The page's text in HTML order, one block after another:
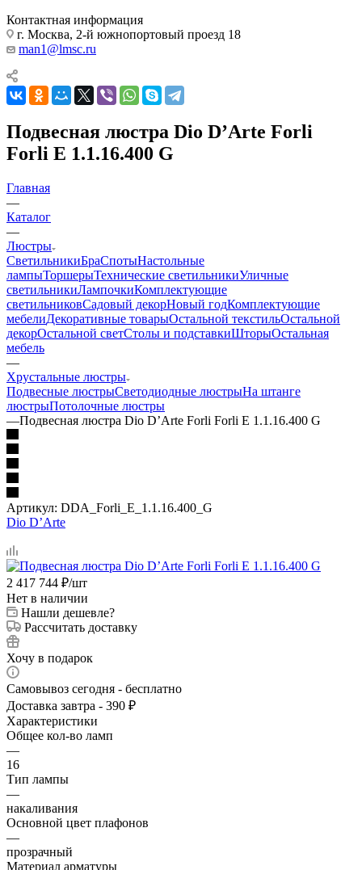
Контактная информация
г. Москва, 2-й южнопортовый проезд 18
man1@lmsc.ru
Подвесная люстра Dio D’Arte Forli
Forli E 1.1.16.400 G
Главная
—
Каталог
—
Люстры
СветильникиБраСпотыНастольные
лампыТоршерыТехнические светильникиУличные
светильникиЛампочкиКомплектующие
светильниковСадовый декорНовый годКомплектующие
мебелиДекоративные товарыОстальной текстильОстальной
декорОстальной светСтолы и подставкиШторыОстальная
мебель
—
Хрустальные люстры
Подвесные люстрыСветодиодные люстрыНа штанге
люстрыПотолочные люстры
—Подвесная люстра Dio D’Arte Forli Forli E 1.1.16.400 G
Артикул: DDA_Forli_E_1.1.16.400_G
Dio D’Arte
2 417 744 ₽/шт
Нет в наличии
Нашли дешевле?
Рассчитать доставку
Хочу в подарок
Самовывоз сегодня - бесплатно
Доставка завтра - 390 ₽
Характеристики
Общее кол-во ламп
—
16
Тип лампы
—
накаливания
Основной цвет плафонов
—
прозрачный
Материал арматуры